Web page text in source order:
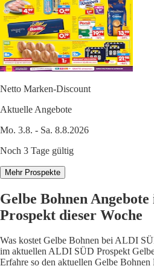
Netto Marken-Discount
Aktuelle Angebote
Mo. 3.8. - Sa. 8.8.2026
Noch 3 Tage gültig
Mehr Prospekte
Gelbe Bohnen
Prospekt dieser Woche
Was kostet Gelbe Bohnen bei ALDI
im aktuellen ALDI SÜD Prospekt
Erfahre so den aktuellen Gelbe Bohnen